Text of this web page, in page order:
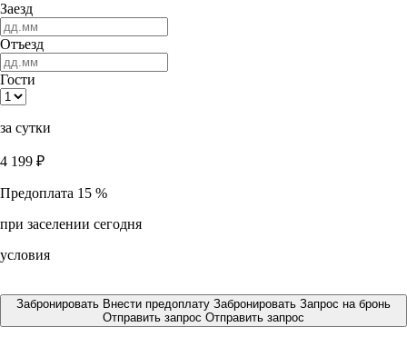
Заезд
Отъезд
Гости
за сутки
4 199 ₽
Предоплата 15 %
при заселении сегодня
условия
Забронировать Внести предоплату Забронировать Запрос на бронь
Отправить запрос Отправить запрос